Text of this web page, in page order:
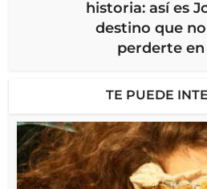
historia: así es
destino que
perderte en
TE PUEDE